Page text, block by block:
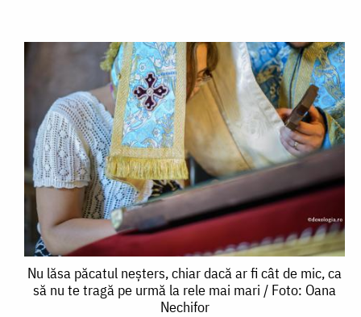
Nu
lăsa
Nu lăsa păcatul neșters, chiar dacă ar fi cât de mic, ca
să nu te tragă pe urmă la rele mai mari / Foto: Oana
Nechifor